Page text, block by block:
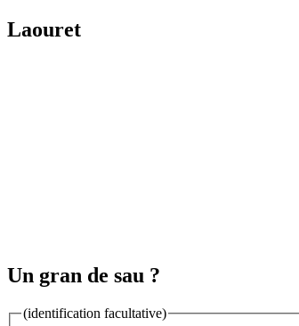
Laouret
Un gran de sau ?
(identification facultative)